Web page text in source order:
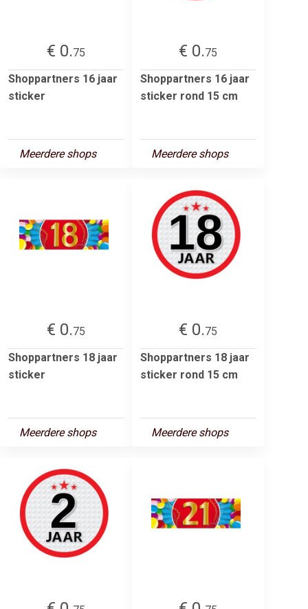
€ 0.75
Shoppartners 16 jaar
sticker
Meerdere shops
€ 0.75
Shoppartners 16 jaar
sticker rond 15 cm
Meerdere shops
€ 0.75
Shoppartners 18 jaar
sticker
Meerdere shops
€ 0.75
Shoppartners 18 jaar
sticker rond 15 cm
Meerdere shops